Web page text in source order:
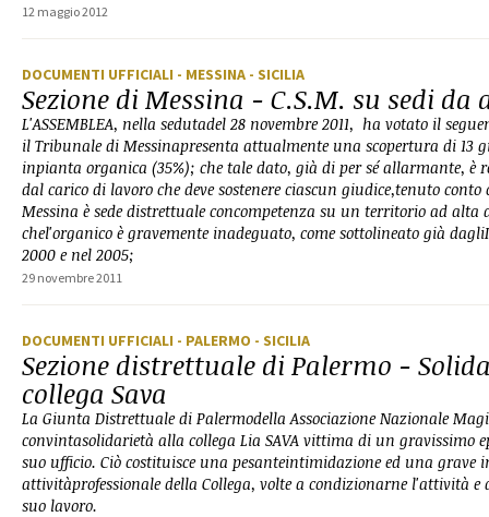
12 maggio 2012
DOCUMENTI UFFICIALI - MESSINA - SICILIA
Sezione di Messina - C.S.M. su sedi da
L'ASSEMBLEA, nella sedutadel 28 novembre 2011, ha votato il
il Tribunale di Messinapresenta attualmente una scopertura di 13
inpianta organica (35%); che tale dato, già di per sé allarmante, è
dal carico di lavoro che deve sostenere ciascun giudice,tenuto
Messina è sede distrettuale concompetenza su un territorio ad alta
chel'organico è gravemente inadeguato, come sottolineato già
2000 e nel 2005;
29 novembre 2011
DOCUMENTI UFFICIALI - PALERMO - SICILIA
Sezione distrettuale di Palermo -
collega Sava
La Giunta Distrettuale di Palermodella Associazione Nazionale
convintasolidarietà alla collega Lia SAVA vittima di un gravissimo
suo ufficio. Ciò costituisce una pesanteintimidazione ed una grave
attivitàprofessionale della Collega, volte a condizionarne l'attività e
suo lavoro.